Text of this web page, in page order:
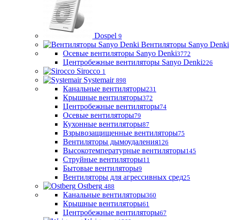
Dospel 9
Вентиляторы Sanyo Denki
Осевые вентиляторы Sanyo Denki3772
Центробежные вентиляторы Sanyo Denki226
Sirocco 1
Systemair 898
Канальные вентиляторы231
Крышные вентиляторы372
Центробежные вентиляторы74
Осевые вентиляторы79
Кухонные вентиляторы87
Взрывозащищенные вентиляторы75
Вентиляторы дымоудаления126
Высокотемпературные вентиляторы145
Струйные вентиляторы11
Бытовые вентиляторы9
Вентиляторы для агрессивных сред25
Ostberg 488
Канальные вентиляторы360
Крышные вентиляторы61
Центробежные вентиляторы67